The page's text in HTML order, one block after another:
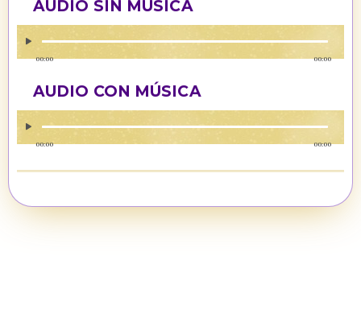
AUDIO SIN MÚSICA
00:00 00:00
AUDIO CON MÚSICA
00:00 00:00